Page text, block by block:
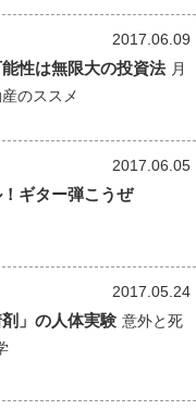
2017.06.09
性は無限大の投資法 月
のススメ
2017.06.05
ギター弾こうぜ
2017.05.24
剤」の人体実験 意外と死